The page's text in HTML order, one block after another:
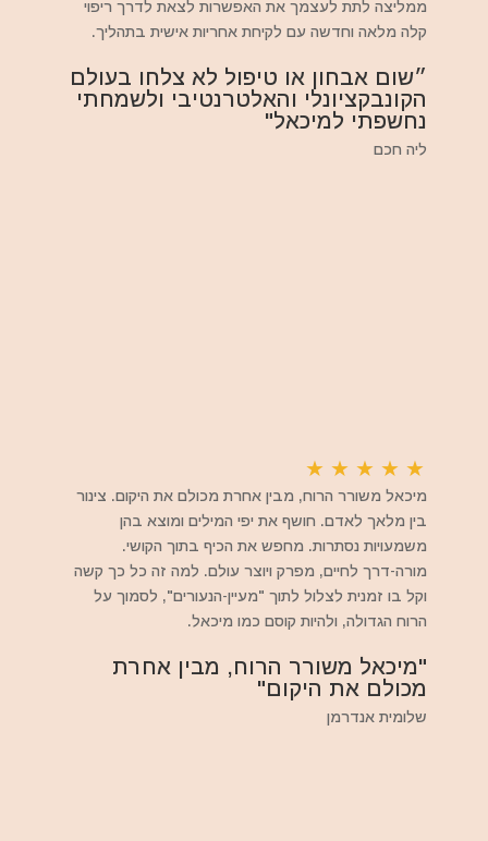
ממליצה לתת לעצמך את האפשרות לצאת לדרך ריפוי
קלה מלאה וחדשה עם לקיחת אחריות אישית בתהליך.
״שום אבחון או טיפול לא צלחו בעולם
הקונבקציונלי והאלטרנטיבי ולשמחתי
נחשפתי למיכאל"
ליה חכם
★
★
★
★
★
מיכאל משורר הרוח, מבין אחרת מכולם את היקום. צינור
בין מלאך לאדם. חושף את יפי המילים ומוצא בהן
משמעויות נסתרות. מחפש את הכיף בתוך הקושי.
מורה-דרך לחיים, מפרק ויוצר עולם. למה זה כל כך קשה
וקל בו זמנית לצלול לתוך "מעיין-הנעורים", לסמוך על
הרוח הגדולה, ולהיות קוסם כמו מיכאל.
"מיכאל משורר הרוח, מבין אחרת
מכולם את היקום"
שלומית אנדרמן